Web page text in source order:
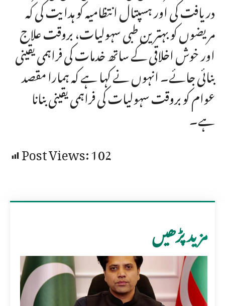
دریافت کی اور ہسپتال انتظامیہ کو ہدایت کی کہ
مریضوں کو بہترین طبی سہولیات، بروقت علاج
اور خوش اخلاقی کے ساتھ خدمات کی فراہمی یقینی
بنائی جائے۔ انہوں نے کہا ہے کہ ہمارا مقصد
عوام کو بروقت سہولیات کی فراہمی یقینی بنانا
ہے۔
Post Views:102
مزید پڑھیں